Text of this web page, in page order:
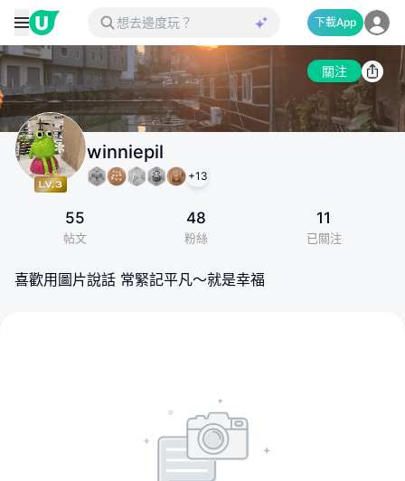
下載App
關注
winniepil
+13
55
帖文
48
粉絲
11
已關注
喜歡用圖片說話 常緊記平凡～就是幸福